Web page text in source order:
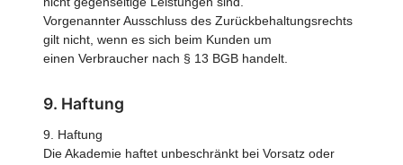
Vorgenannter Ausschluss des Zurückbehaltungsrechts
gilt nicht, wenn es sich beim Kunden um
einen Verbraucher nach § 13 BGB handelt.
9. Haftung
9. Haftung
Die Akademie haftet unbeschränkt bei Vorsatz oder